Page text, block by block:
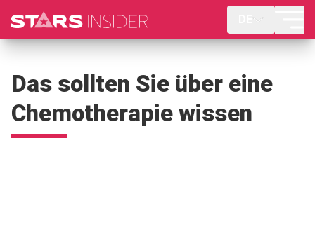
Das sollten Sie über eine
Chemotherapie wissen